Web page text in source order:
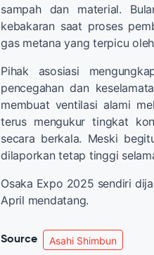
sampah dan material.
kebakaran saat proses
gas metana yang terpicu
Pihak asosiasi
pencegahan dan
membuat ventilasi alami
terus mengukur tingkat
secara berkala. Meski
dilaporkan tetap tinggi
Osaka Expo 2025 sendiri
April mendatang.
Source Asahi Shimbun